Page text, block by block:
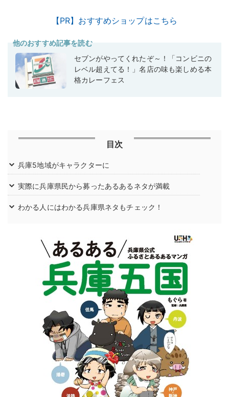
【PR】おすすめショップはこちら
他のおすすめ記事を読む
セブンがやってくれたぞ～！「コンビニの
レベル超えてる！」名店の味も楽しめる本
格カレーフェス
目次
兵庫5地域がキャラクターに
実際に兵庫県民から募ったあるあるネタが満載
わかる人にはわかる兵庫県ネタもチェック！